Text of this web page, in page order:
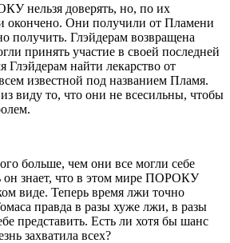
нельзя доверять, но, по их
окончено. Они получили от Пламени
получить. Глэйдерам возвращена
принять участие в своей последней
найти лекарство от
известной под названием Пламя.
виду то, что они не всесильны, чтобы
больше, чем они все могли себе
он знает, что в этом мире ПОРОКУ
виде. Теперь время лжи точно
правда в разы хуже лжи, в разы
представить. Есть ли хотя бы шанс
захватила всех?